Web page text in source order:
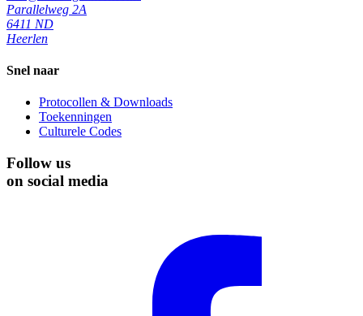
Parallelweg 2A
6411 ND
Heerlen
Snel naar
Protocollen & Downloads
Toekenningen
Culturele Codes
Follow us
on social media